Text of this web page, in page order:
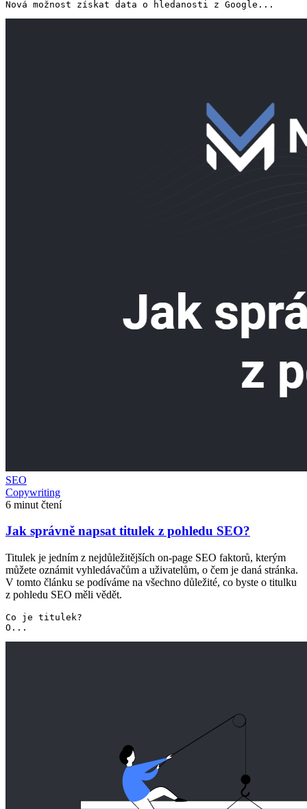
SEO
Copywriting
6 minut čtení
Jak správně napsat titulek z pohledu SEO?
Titulek je jedním z nejdůležitějších on-page SEO faktorů, kterým
můžete oznámit vyhledávačům a uživatelům, o čem je daná stránka.
V tomto článku se podíváme na všechno důležité, co byste o titulku
z pohledu SEO měli vědět.
Co je titulek?